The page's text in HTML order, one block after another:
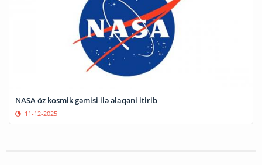
NASA öz kosmik gəmisi ilə əlaqəni itirib
11-12-2025